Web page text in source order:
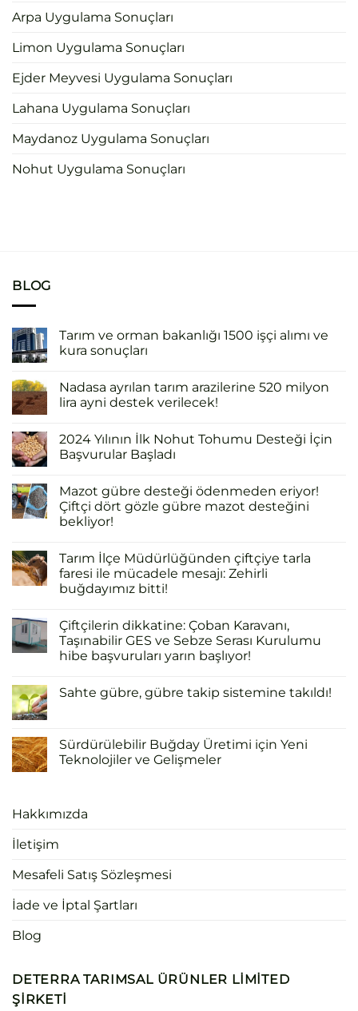
Arpa Uygulama Sonuçları
Limon Uygulama Sonuçları
Ejder Meyvesi Uygulama Sonuçları
Lahana Uygulama Sonuçları
Maydanoz Uygulama Sonuçları
Nohut Uygulama Sonuçları
BLOG
Tarım ve orman bakanlığı 1500 işçi alımı ve
kura sonuçları
Nadasa ayrılan tarım arazilerine 520 milyon
lira ayni destek verilecek!
2024 Yılının İlk Nohut Tohumu Desteği İçin
Başvurular Başladı
Mazot gübre desteği ödenmeden eriyor!
Çiftçi dört gözle gübre mazot desteğini
bekliyor!
Tarım İlçe Müdürlüğünden çiftçiye tarla
faresi ile mücadele mesajı: Zehirli
buğdayımız bitti!
Çiftçilerin dikkatine: Çoban Karavanı,
Taşınabilir GES ve Sebze Serası Kurulumu
hibe başvuruları yarın başlıyor!
Sahte gübre, gübre takip sistemine takıldı!
Sürdürülebilir Buğday Üretimi için Yeni
Teknolojiler ve Gelişmeler
Hakkımızda
İletişim
Mesafeli Satış Sözleşmesi
İade ve İptal Şartları
Blog
DETERRA TARIMSAL ÜRÜNLER LIMITED
ŞIRKETI